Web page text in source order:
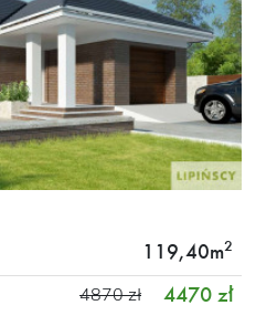
119,40m2
4470 zł
4870 zł